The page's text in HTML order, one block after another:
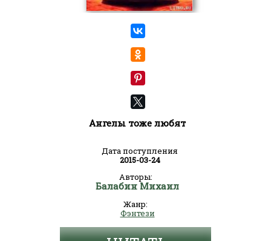
Ангелы тоже любят
Дата поступления
2015-03-24
Авторы:
Балабин Михаил
Жанр:
Фэнтези